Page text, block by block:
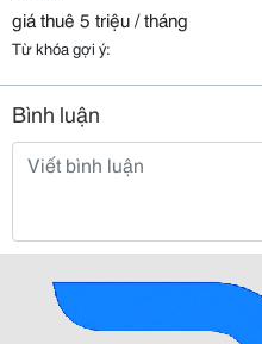
giá thuê 5 triệu / tháng
Từ khóa gợi ý:
Bình luận